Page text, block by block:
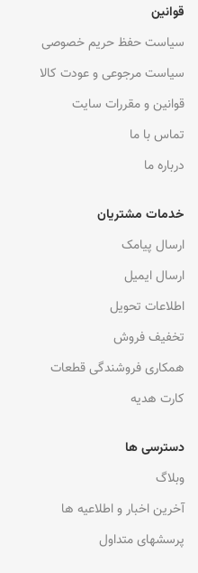
قوانین
سیاست حفظ حریم خصوصی
سیاست مرجوعی و عودت کالا
قوانین و مقررات سایت
تماس با ما
درباره ما
خدمات مشتریان
ارسال پیامک
ارسال ایمیل
اطلاعات تحویل
تخفیف فروش
همکاری فروشندگی قطعات
کارت هدیه
دسترسی ها
وبلاگ
آخرین اخبار و اطلاعیه ها
پرسشهای متداول